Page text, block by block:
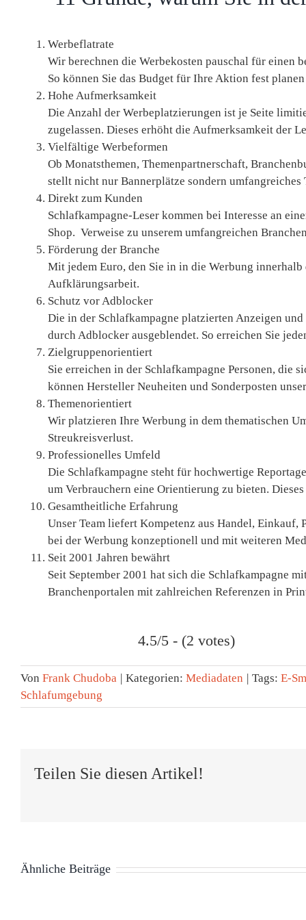
Werbeflatrate
Wir berechnen die Werbekosten pauschal für einen
So können Sie das Budget für Ihre Aktion fest
Hohe Aufmerksamkeit
Die Anzahl der Werbeplatzierungen ist je Seite
zugelassen. Dieses erhöht die Aufmerksamkeit der
Vielfältige Werbeformen
Ob Monatsthemen, Themenpartnerschaft,
stellt nicht nur Bannerplätze sondern
Direkt zum Kunden
Schlafkampagne-Leser kommen bei Interesse an
Shop. Verweise zu unserem umfangreichen
Förderung der Branche
Mit jedem Euro, den Sie in in die Werbung
Aufklärungsarbeit.
Schutz vor Adblocker
Die in der Schlafkampagne platzierten Anzeigen
durch Adblocker ausgeblendet. So erreichen Sie
Zielgruppenorientiert
Sie erreichen in der Schlafkampagne Personen, die
können Hersteller Neuheiten und Sonderposten
Themenorientiert
Wir platzieren Ihre Werbung in dem thematischen
Streukreisverlust.
Professionelles Umfeld
Die Schlafkampagne steht für hochwertige
um Verbrauchern eine Orientierung zu bieten.
Gesamtheitliche Erfahrung
Unser Team liefert Kompetenz aus Handel,
bei der Werbung konzeptionell und mit weiteren
Seit 2001 Jahren bewährt
Seit September 2001 hat sich die Schlafkampagne
Branchenportalen mit zahlreichen Referenzen in
4.5/5 - (2 votes)
Von Frank Chudoba Kategorien: Mediadaten Tags: E-
Schlafumgebung
Teilen Sie diesen Artikel!
Ähnliche Beiträge